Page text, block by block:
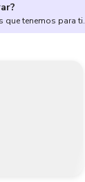
que tenemos para ti.